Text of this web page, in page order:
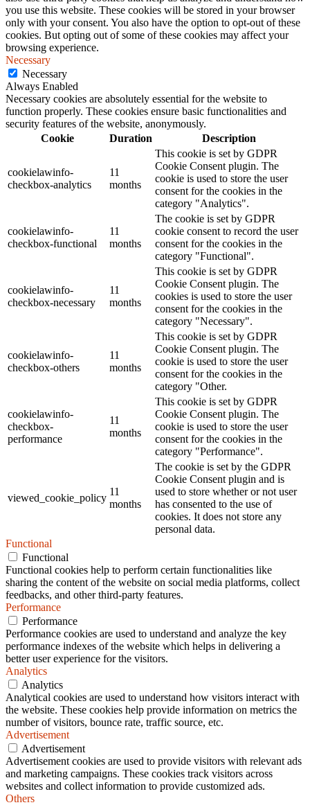
you use this website. These cookies will be stored in your browser
only with your consent. You also have the option to opt-out of these
cookies. But opting out of some of these cookies may affect your
browsing experience.
Necessary
Necessary
Always Enabled
Necessary cookies are absolutely essential for the website to
function properly. These cookies ensure basic functionalities and
security features of the website, anonymously.
Cookie
Duration Description
cookielawinfo-
checkbox-analytics
11
months
This cookie is set by GDPR
Cookie Consent plugin. The
cookie is used to store the user
consent for the cookies in the
category "Analytics".
cookielawinfo-
checkbox-functional
11
months
The cookie is set by GDPR
cookie consent to record the user
consent for the cookies in the
category "Functional".
cookielawinfo-
checkbox-necessary
11
months
This cookie is set by GDPR
Cookie Consent plugin. The
cookies is used to store the user
consent for the cookies in the
category "Necessary".
cookielawinfo-
checkbox-others
11
months
This cookie is set by GDPR
Cookie Consent plugin. The
cookie is used to store the user
consent for the cookies in the
category "Other.
cookielawinfo-
checkbox-
performance
11
months
This cookie is set by GDPR
Cookie Consent plugin. The
cookie is used to store the user
consent for the cookies in the
category "Performance".
viewed_cookie_policy
11
months
The cookie is set by the GDPR
Cookie Consent plugin and is
used to store whether or not user
has consented to the use of
cookies. It does not store any
personal data.
Functional
Functional
Functional cookies help to perform certain functionalities like
sharing the content of the website on social media platforms, collect
feedbacks, and other third-party features.
Performance
Performance
Performance cookies are used to understand and analyze the key
performance indexes of the website which helps in delivering a
better user experience for the visitors.
Analytics
Analytics
Analytical cookies are used to understand how visitors interact with
the website. These cookies help provide information on metrics the
number of visitors, bounce rate, traffic source, etc.
Advertisement
Advertisement
Advertisement cookies are used to provide visitors with relevant ads
and marketing campaigns. These cookies track visitors across
websites and collect information to provide customized ads.
Others